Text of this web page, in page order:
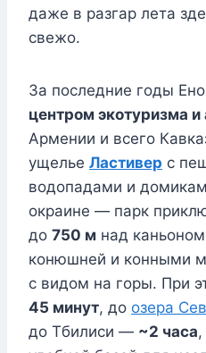
даже в разгар лета
свежо.
За последние годы
центром экотуризма и
Армении и всего
ущелье Ластивер с
водопадами и
окраине — парк
до 750 м над
конюшней и конными
с видом на горы. При
45 минут, до озера
до Тбилиси — ~2 часа,